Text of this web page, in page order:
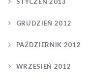
GRUDZIEŃ 2012
PAŹDZIERNIK 2012
WRZESIEŃ 2012